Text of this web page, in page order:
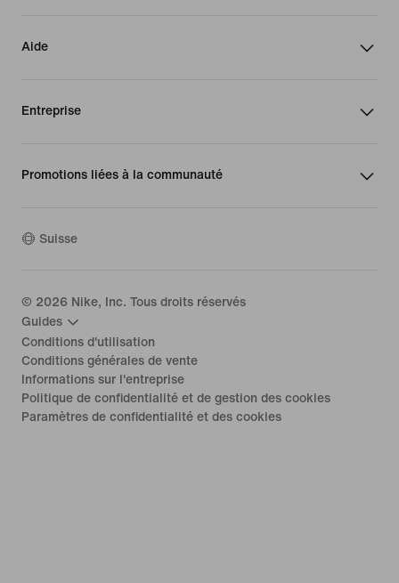
Aide
Entreprise
Promotions liées à la communauté
Suisse
© 2026 Nike, Inc. Tous droits réservés
Guides
Conditions d'utilisation
Conditions générales de vente
Informations sur l'entreprise
Politique de confidentialité et de gestion des cookies
Paramètres de confidentialité et des cookies